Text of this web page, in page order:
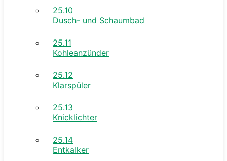
25.10
Dusch- und Schaumbad
25.11
Kohleanzünder
25.12
Klarspüler
25.13
Knicklichter
25.14
Entkalker